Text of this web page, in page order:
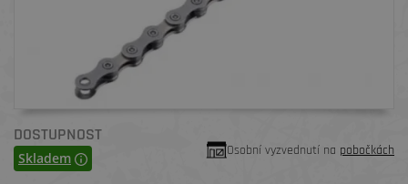
DOSTUPNOST
Skladem Osobní vyzvednutí na pobočkách